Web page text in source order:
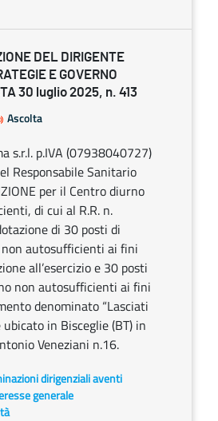
DEL DIRIGENTE
E GOVERNO
30 luglio 2025, n. 413
Ascolta
s.r.l. p.IVA (07938040727)
Responsabile Sanitario
per il Centro diurno
di cui al R.R. n.
di 30 posti di
autosufficienti ai fini
all’esercizio e 30 posti
non autosufficienti ai fini
denominato “Lasciati
ubicato in Bisceglie (BT) in
Veneziani n.16.
dirigenziali aventi
generale